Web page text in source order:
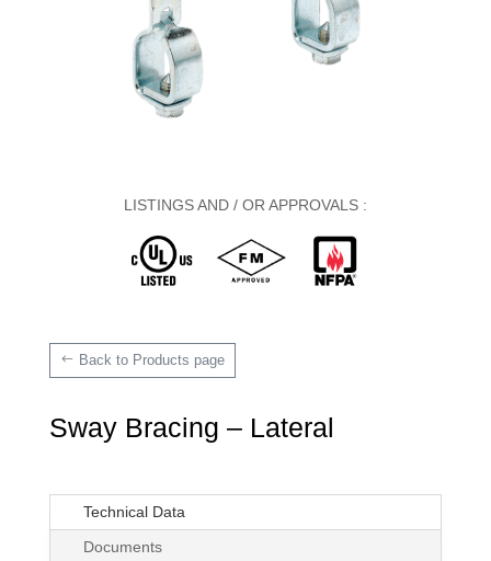
LISTINGS AND / OR APPROVALS :
Back to Products page
Sway Bracing – Lateral
Technical Data
Documents